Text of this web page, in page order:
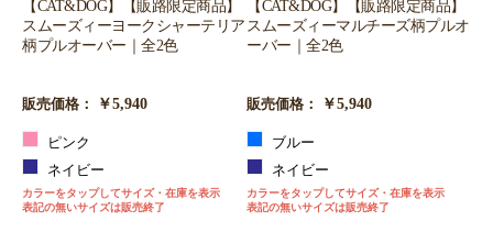
【CAT&DOG】【販路限定商品】
スムーズィーヨークシャーテリア
柄プルオーバー｜全2色
販売価格： ￥5,940
ピンク
ネイビー
カラーをタップしてサイズ・在庫を表示
表記の無いサイズは販売終了
【CAT&DOG】【販路限定商品】
スムーズィーマルチーズ柄プルオ
ーバー｜全2色
販売価格： ￥5,940
ブルー
ネイビー
カラーをタップしてサイズ・在庫を表示
表記の無いサイズは販売終了